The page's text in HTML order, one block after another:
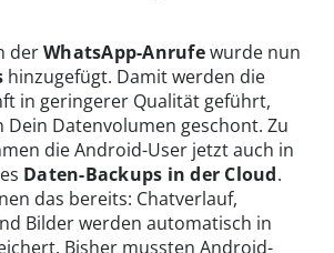
derWhatsApp-Anrufewurde nun
hinzugefügt. Damit werden die
in geringerer Qualität geführt,
Datenvolumen geschont. Zu
die Android-User jetzt auch in
Daten-Backups in der Cloud.
das bereits: Chatverlauf,
Bilder werden automatisch in
Bisher mussten Android-